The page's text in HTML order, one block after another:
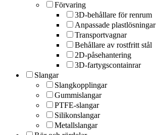
Förvaring
3D-behållare för renrum
Anpassade plastlösningar
Transportvagnar
Behållare av rostfritt stål
2D-påsehantering
3D-fartygscontainrar
Slangar
Slangkopplingar
Gummislangar
PTFE-slangar
Silikonslangar
Metallslangar